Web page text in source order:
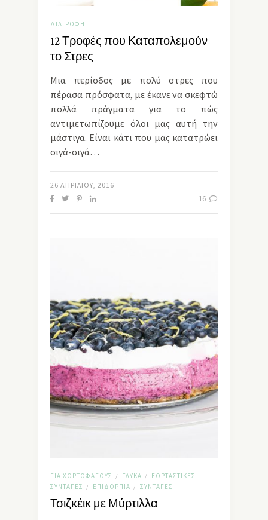
ΔΙΑΤΡΟΦΉ
12 Τροφές που Καταπολεμούν
το Στρες
Μια περίοδος με πολύ στρες που
πέρασα πρόσφατα, με έκανε να σκεφτώ
πολλά πράγματα για το πώς
αντιμετωπίζουμε όλοι μας αυτή την
μάστιγα. Είναι κάτι που μας κατατρώει
σιγά-σιγά…
26 ΑΠΡΙΛΊΟΥ, 2016
16
ΓΙΑ ΧΟΡΤΟΦΆΓΟΥΣ / ΓΛΥΚΆ /
ΕΟΡΤΑΣΤΙΚΈΣ
ΣΥΝΤΑΓΈΣ
/ ΕΠΙΔΌΡΠΙΑ / ΣΥΝΤΑΓΈΣ
Τσιζκέικ με Μύρτιλλα